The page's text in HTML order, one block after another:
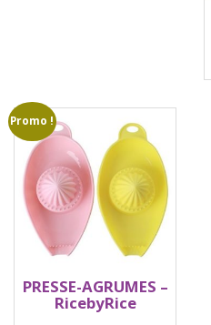
Promo !
PRESSE-AGRUMES –
RicebyRice